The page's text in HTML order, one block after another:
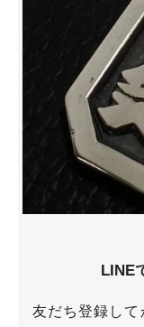
LINE
友だち登録し